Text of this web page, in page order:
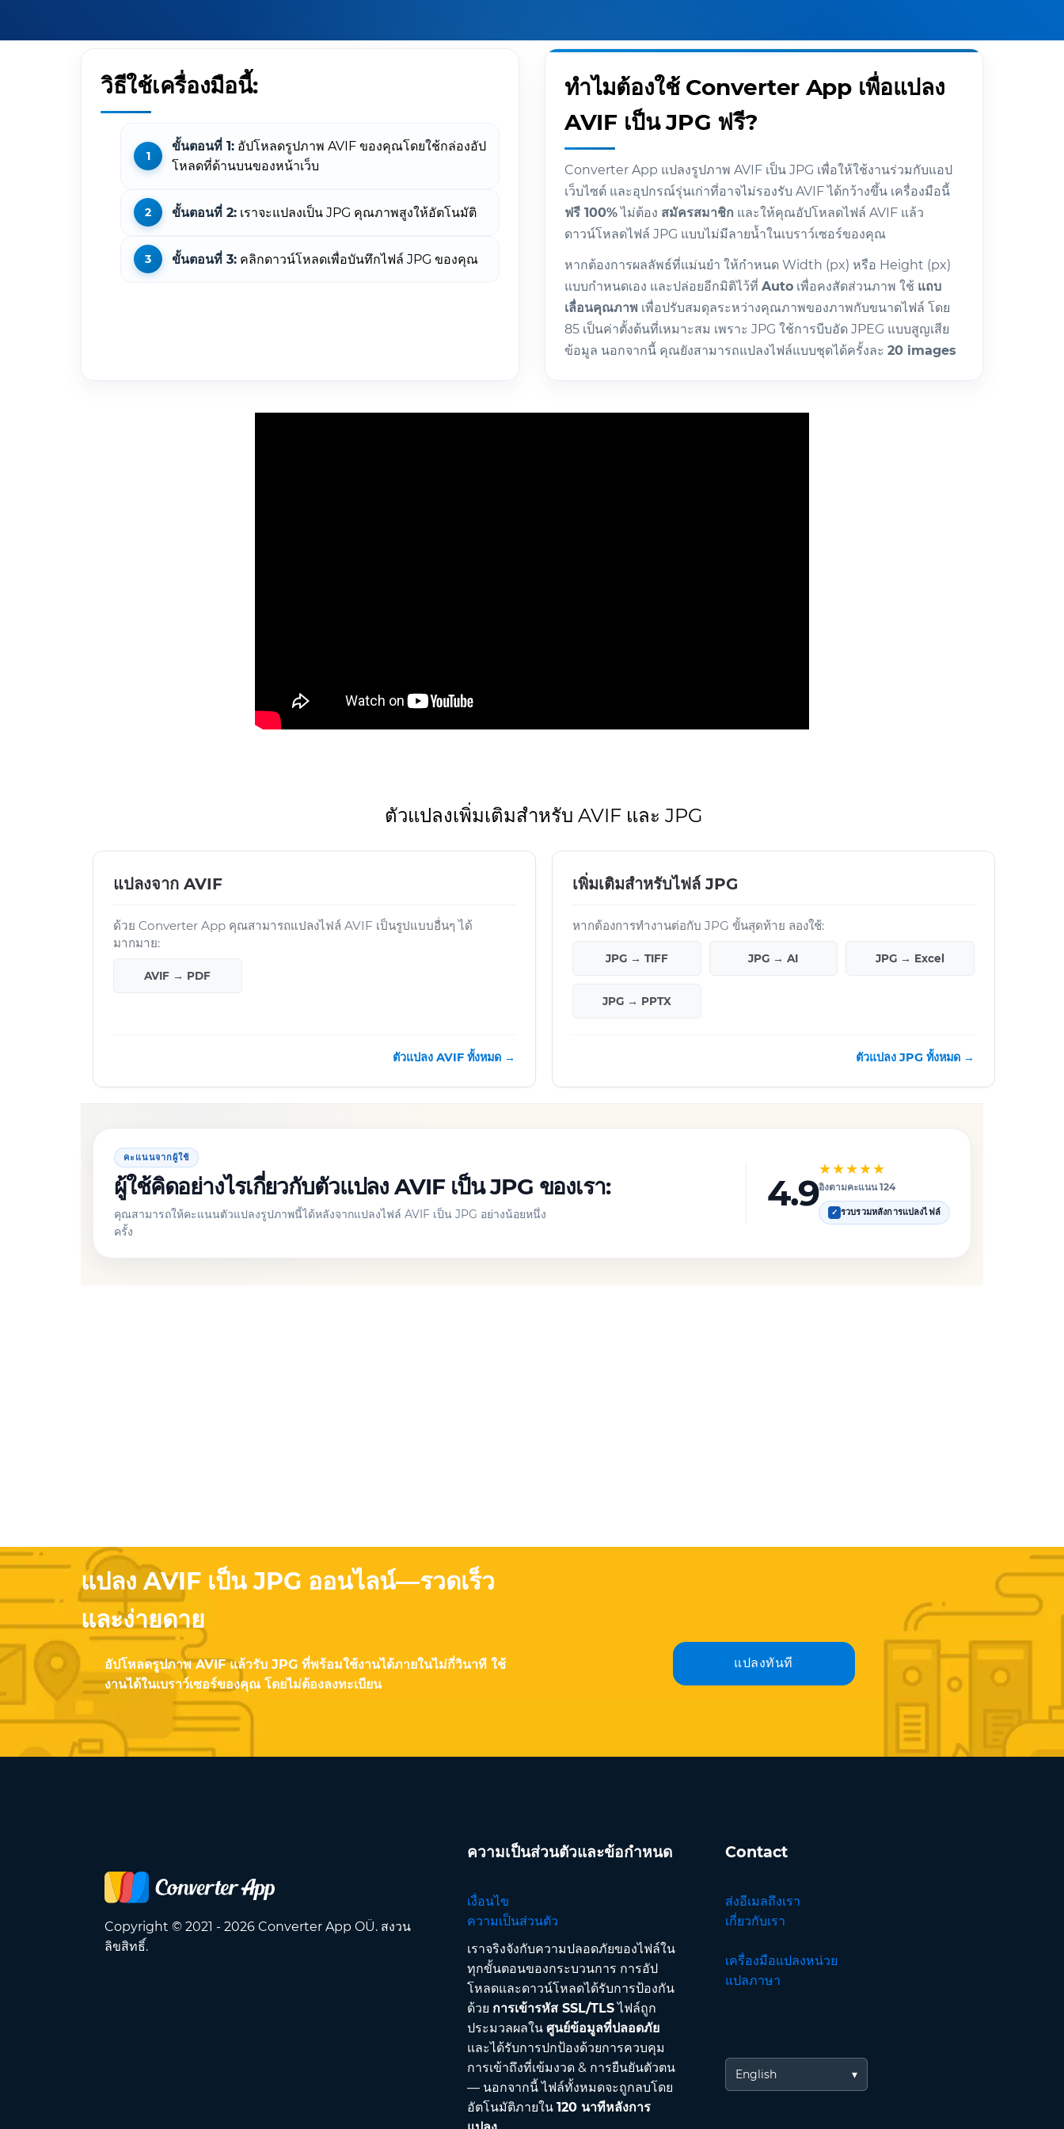
วิธีใช้เครื่องมือนี้:
ขั้นตอนที่ 1: อัปโหลดรูปภาพ AVIF ของคุณโดยใช้กล่องอัป
โหลดที่ด้านบนของหน้าเว็บ
ขั้นตอนที่ 2: เราจะแปลงเป็น JPG คุณภาพสูงให้อัตโนมัติ
ขั้นตอนที่ 3: คลิกดาวน์โหลดเพื่อบันทึกไฟล์ JPG ของคุณ
ทำไมต้องใช้ Converter App เพื่อแปลง
AVIF เป็น JPG ฟรี?
Converter App แปลงรูปภาพ AVIF เป็น JPG เพื่อให้ใช้งานร่วมกับแอป
เว็บไซต์ และอุปกรณ์รุ่นเก่าที่อาจไม่รองรับ AVIF ได้กว้างขึ้น เครื่องมือนี้
ฟรี 100%ไม่ต้อง สมัครสมาชิก และให้คุณอัปโหลดไฟล์ AVIF แล้ว
ดาวน์โหลดไฟล์ JPG แบบไม่มีลายน้ำในเบราว์เซอร์ของคุณ
หากต้องการผลลัพธ์ที่แม่นยำ ให้กำหนด Width (px) หรือ Height (px)
แบบกำหนดเอง และปล่อยอีกมิติไว้ที่ Auto เพื่อคงสัดส่วนภาพ ใช้ แถบ
เลื่อนคุณภาพ เพื่อปรับสมดุลระหว่างคุณภาพของภาพกับขนาดไฟล์ โดย
85 เป็นค่าตั้งต้นที่เหมาะสม เพราะ JPG ใช้การบีบอัด JPEG แบบสูญเสีย
ข้อมูล นอกจากนี้ คุณยังสามารถแปลงไฟล์แบบชุดได้ครั้งละ 20 images
ตัวแปลงเพิ่มเติมสำหรับ AVIF และ JPG
แปลงจาก AVIF
ด้วย Converter App คุณสามารถแปลงไฟล์ AVIF เป็นรูปแบบอื่นๆ ได้
มากมาย:
AVIF → PDF
ตัวแปลง AVIF ทั้งหมด →
เพิ่มเติมสำหรับไฟล์ JPG
หากต้องการทำงานต่อกับ JPG ขั้นสุดท้าย ลองใช้:
JPG → TIFF JPG → AI JPG → Excel
JPG → PPTX
ตัวแปลง JPG ทั้งหมด →
คะแนนจากผู้ใช้
ผู้ใช้คิดอย่างไรเกี่ยวกับตัวแปลง AVIF เป็น JPG ของเรา:
คุณสามารถให้คะแนนตัวแปลงรูปภาพนี้ได้หลังจากแปลงไฟล์ AVIF เป็น JPG อย่างน้อยหนึ่ง
ครั้ง
4.9
★★★★★
อิงตามคะแนน 124
✓ รวบรวมหลังการแปลงไฟล์
แปลง AVIF เป็น JPG ออนไลน์—รวดเร็ว
และง่ายดาย
อัปโหลดรูปภาพ AVIF แล้วรับ JPG ที่พร้อมใช้งานได้ภายในไม่กี่วินาที ใช้
งานได้ในเบราว์เซอร์ของคุณ โดยไม่ต้องลงทะเบียน
แปลงทันที
Copyright © 2021 - 2026 Converter App OÜ. สงวน
ลิขสิทธิ์.
ความเป็นส่วนตัวและข้อกำหนด
เงื่อนไข
ความเป็นส่วนตัว
เราจริงจังกับความปลอดภัยของไฟล์ใน
ทุกขั้นตอนของกระบวนการ การอัป
โหลดและดาวน์โหลดได้รับการป้องกัน
ด้วย การเข้ารหัส SSL/TLSไฟล์ถูก
ประมวลผลใน ศูนย์ข้อมูลที่ปลอดภัย
และได้รับการปกป้องด้วยการควบคุม
การเข้าถึงที่เข้มงวด & การยืนยันตัวตน
— นอกจากนี้ ไฟล์ทั้งหมดจะถูกลบโดย
อัตโนมัติภายใน 120 นาทีหลังการ
Contact
ส่งอีเมลถึงเรา
เกี่ยวกับเรา
เครื่องมือแปลงหน่วย
แปลภาษา
English